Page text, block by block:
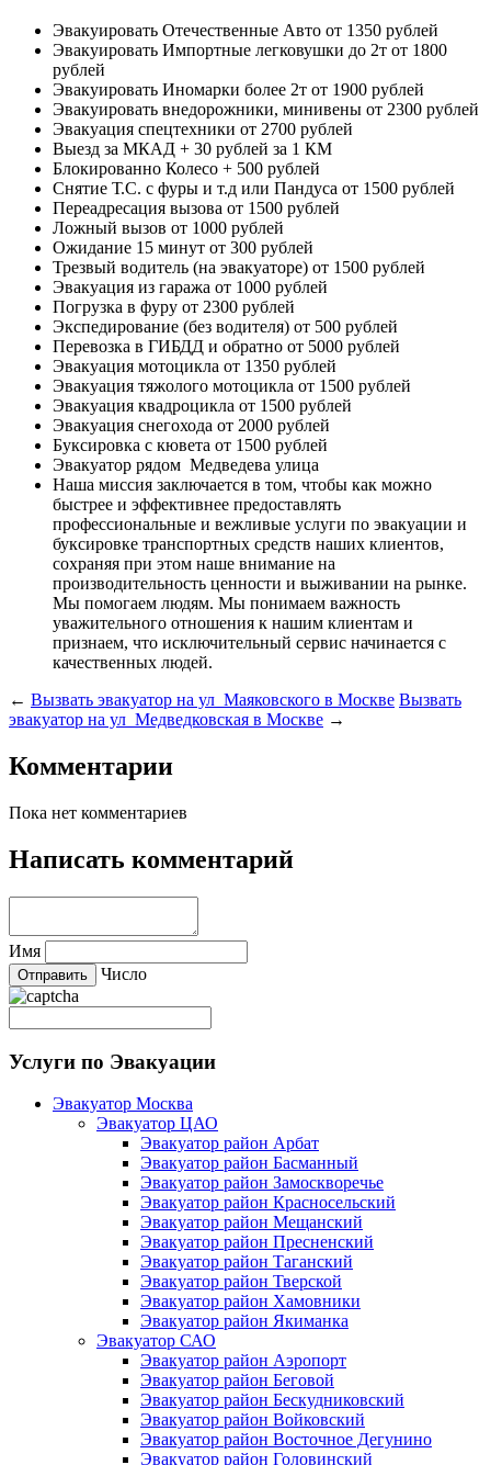
Эвакуировать Отечественные Авто от 1350 рублей
Эвакуировать Импортные легковушки до 2т от 1800
рублей
Эвакуировать Иномарки более 2т от 1900 рублей
Эвакуировать внедорожники, минивены от 2300 рублей
Эвакуация спецтехники от 2700 рублей
Выезд за МКАД + 30 рублей за 1 КМ
Блокированно Колесо + 500 рублей
Снятие Т.С. с фуры и т.д или Пандуса от 1500 рублей
Переадресация вызова от 1500 рублей
Ложный вызов от 1000 рублей
Ожидание 15 минут от 300 рублей
Трезвый водитель (на эвакуаторе) от 1500 рублей
Эвакуация из гаража от 1000 рублей
Погрузка в фуру от 2300 рублей
Экспедирование (без водителя) от 500 рублей
Перевозка в ГИБДД и обратно от 5000 рублей
Эвакуация мотоцикла от 1350 рублей
Эвакуация тяжолого мотоцикла от 1500 рублей
Эвакуация квадроцикла от 1500 рублей
Эвакуация снегохода от 2000 рублей
Буксировка с кювета от 1500 рублей
Эвакуатор рядом Медведева улица
Наша миссия заключается в том, чтобы как можно
быстрее и эффективнее предоставлять
профессиональные и вежливые услуги по эвакуации и
буксировке транспортных средств наших клиентов,
сохраняя при этом наше внимание на
производительность ценности и выживании на рынке.
Мы помогаем людям. Мы понимаем важность
уважительного отношения к нашим клиентам и
признаем, что исключительный сервис начинается с
качественных людей.
← Вызвать эвакуатор на ул Маяковского в Москве Вызвать
эвакуатор на ул Медведковская в Москве →
Комментарии
Пока нет комментариев
Написать комментарий
Имя
Число
Услуги по Эвакуации
Эвакуатор Москва
Эвакуатор ЦАО
Эвакуатор район Арбат
Эвакуатор район Басманный
Эвакуатор район Замоскворечье
Эвакуатор район Красносельский
Эвакуатор район Мещанский
Эвакуатор район Пресненский
Эвакуатор район Таганский
Эвакуатор район Тверской
Эвакуатор район Хамовники
Эвакуатор район Якиманка
Эвакуатор САО
Эвакуатор район Аэропорт
Эвакуатор район Беговой
Эвакуатор район Бескудниковский
Эвакуатор район Войковский
Эвакуатор район Восточное Дегунино
Эвакуатор район Головинский